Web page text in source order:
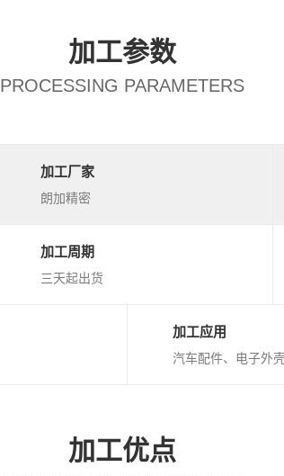
加工参数
PROCESSING PARAMETERS
加工厂家
朗加精密
加工周期
三天起出货
加工应用
汽车配件、电子外
加工优点